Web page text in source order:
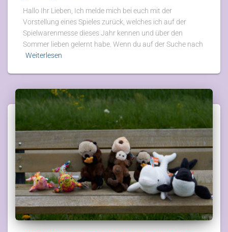
Hallo Ihr Lieben, Ich melde mich bei euch mit der
Vorstellung eines Spieles zurück, welches ich auf der
Spielwarenmesse dieses Jahr kennen und über den
Sommer lieben gelernt habe. Wenn du auf der Suche nach
Weiterlesen